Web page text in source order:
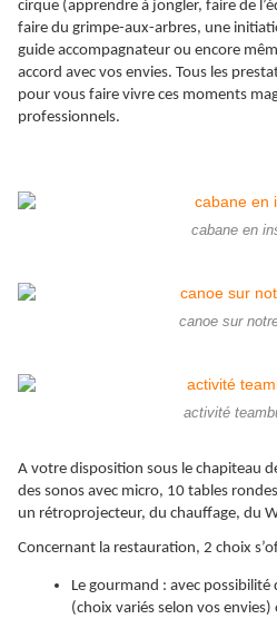
cirque (apprendre à jongler, faire de
faire du grimpe-aux-arbres, une
guide accompagnateur ou encore
accord avec vos envies. Tous les
pour vous faire vivre ces moments
professionnels.
cabane en
canoe sur
activité
A votre disposition sous le chapiteau
des sonos avec micro, 10 tables
un rétroprojecteur, du chauffage, du
Concernant la restauration, 2 choix
Le gourmand : avec
(choix variés selon vos